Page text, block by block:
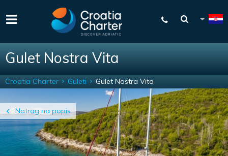
Gulet Nostra Vita
Natrag na popis
Croatia Charter Guleti Gulet Nostra Vita